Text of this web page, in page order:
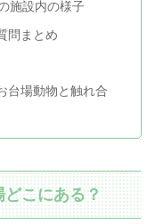
施設内の様子
問まとめ
台場動物と触れ合
こにある？